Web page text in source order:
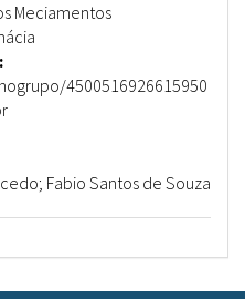
Meciamentos
4500516926615950
Fabio Santos de Souza